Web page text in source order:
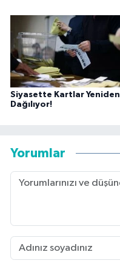
Siyasette Kartlar Yeniden
Dağılıyor!
Yorumlar